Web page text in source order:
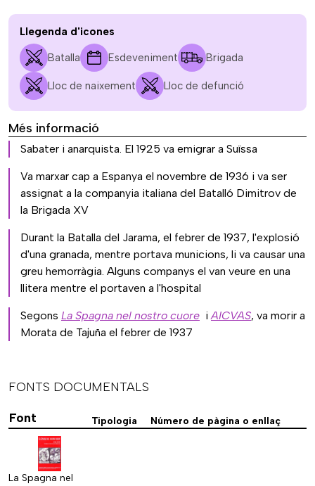
Llegenda d'icones
Batalla Esdeveniment Brigada
Lloc de naixement Lloc de defunció
Més informació
Sabater i anarquista. El 1925 va emigrar a Suïssa
Va marxar cap a Espanya el novembre de 1936 i va ser
assignat a la companyia italiana del Batalló Dimitrov de
la Brigada XV
Durant la Batalla del Jarama, el febrer de 1937, l'explosió
d'una granada, mentre portava municions, li va causar una
greu hemorràgia. Alguns companys el van veure en una
llitera mentre el portaven a l'hospital
Segons La Spagna nel nostro cuore iAICVAS, va morir a
Morata de Tajuña el febrer de 1937
FONTS DOCUMENTALS
Font
Tipologia Número de pàgina o enllaç
La Spagna nel